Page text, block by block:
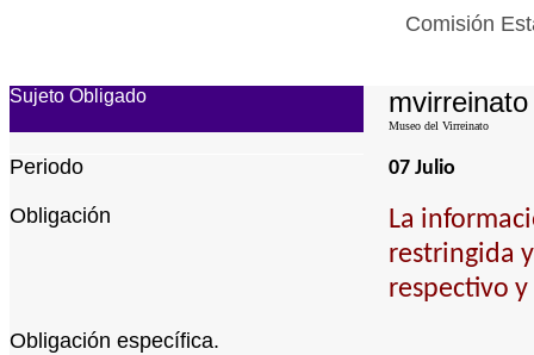
Comisión
Sujeto Obligado
Museo del Virreinato
Periodo 07 Julio
Obligación
La
restringida
respectivo
Obligación específica.